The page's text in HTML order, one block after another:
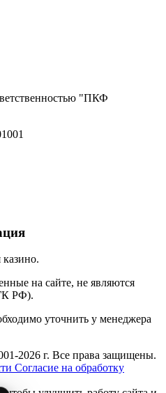
"ПКФ
казино.
на сайте, не являются
РФ).
уточнить у менеджера
г. Все права защищены.
Согласие на обработку